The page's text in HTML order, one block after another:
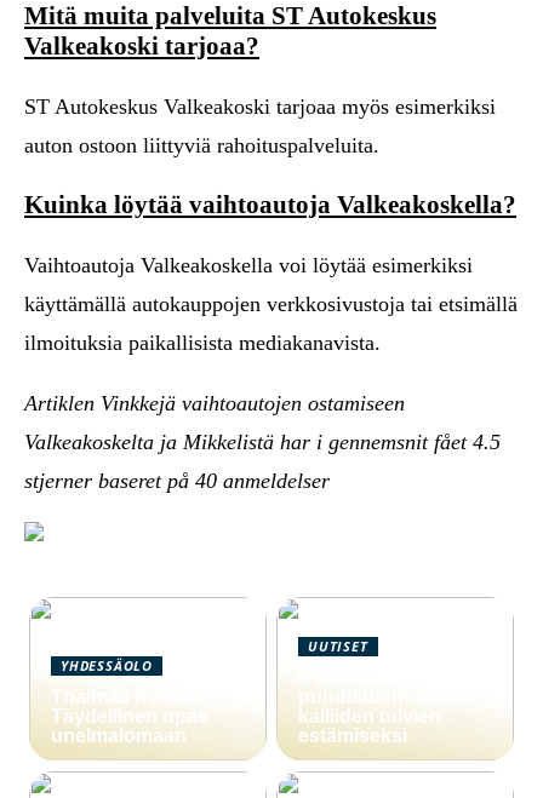
Mitä muita palveluita ST Autokeskus
Valkeakoski tarjoaa?
ST Autokeskus Valkeakoski tarjoaa myös esimerkiksi
auton ostoon liittyviä rahoituspalveluita.
Kuinka löytää vaihtoautoja Valkeakoskella?
Vaihtoautoja Valkeakoskella voi löytää esimerkiksi
käyttämällä autokauppojen verkkosivustoja tai etsimällä
ilmoituksia paikallisista mediakanavista.
Artiklen Vinkkejä vaihtoautojen ostamiseen
Valkeakoskelta ja Mikkelistä har i gennemsnit fået 4.5
stjerner baseret på 40 anmeldelser
YHDESSÄOLO
Thaimaa matkat:
Täydellinen opas
unelmalomaan
UUTISET
puhdistushuoltoon
kalliiden tulvien
estämiseksi